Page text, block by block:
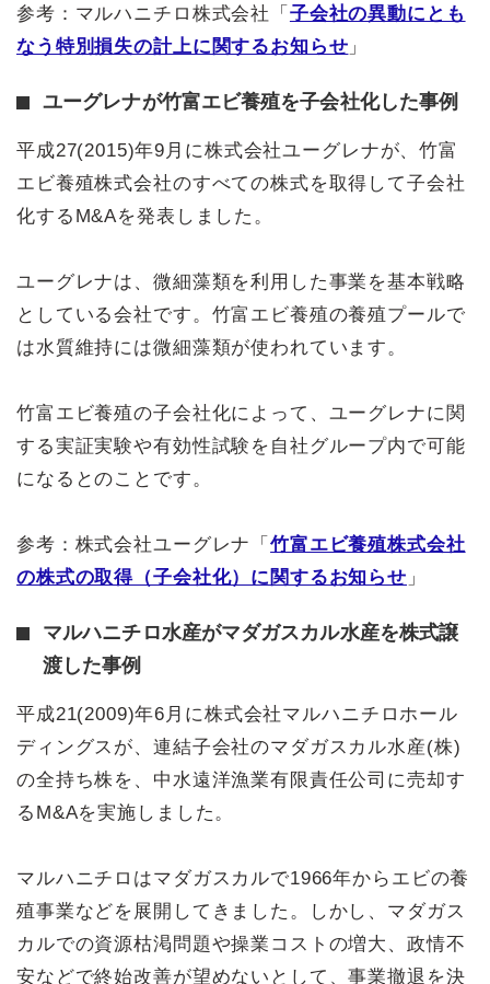
参考：マルハニチロ株式会社「 子会社の異動にとも
なう特別損失の計上に関するお知らせ 」
ユーグレナが竹富エビ養殖を子会社化した事例
平成27(2015)年9月に株式会社ユーグレナが、竹富
エビ養殖株式会社のすべての株式を取得して子会社
化するM&Aを発表しました。
ユーグレナは、微細藻類を利用した事業を基本戦略
としている会社です。竹富エビ養殖の養殖プールで
は水質維持には微細藻類が使われています。
竹富エビ養殖の子会社化によって、ユーグレナに関
する実証実験や有効性試験を自社グループ内で可能
になるとのことです。
参考：株式会社ユーグレナ「竹富エビ養殖株式会社
の株式の取得（子会社化）に関するお知らせ 」
マルハニチロ水産がマダガスカル水産を株式譲
渡した事例
平成21(2009)年6月に株式会社マルハニチロホール
ディングスが、連結子会社のマダガスカル水産(株)
の全持ち株を、中水遠洋漁業有限責任公司に売却す
るM&Aを実施しました。
マルハニチロはマダガスカルで1966年からエビの養
殖事業などを展開してきました。しかし、マダガス
カルでの資源枯渇問題や操業コストの増大、政情不
安などで終始改善が望めないとして、事業撤退を決